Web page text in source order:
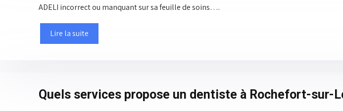
ADELI incorrect ou manquant sur sa feuille de soins….
Lire la suite
Quels services propose un dentiste à Rochefort-sur-